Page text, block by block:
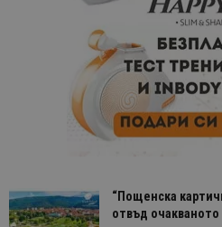
“Пощенска
отвъд очакваното